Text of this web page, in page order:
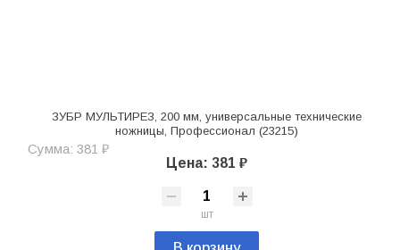
ЗУБР МУЛЬТИРЕЗ, 200 мм, универсальные технические
ножницы, Профессионал (23215)
Сумма: 381 ₽
Цена: 381 ₽
шт